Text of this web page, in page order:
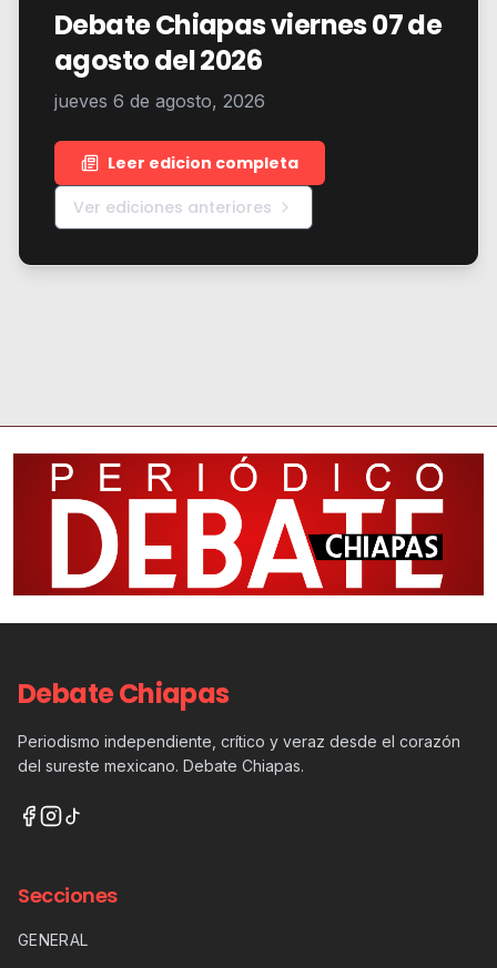
Debate Chiapas viernes 07 de
agosto del 2026
jueves 6 de agosto, 2026
Leer edicion completa
Ver ediciones anteriores
Debate Chiapas
Periodismo independiente, crítico y veraz desde el corazón
del sureste mexicano. Debate Chiapas.
Secciones
GENERAL